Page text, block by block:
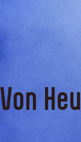
Von